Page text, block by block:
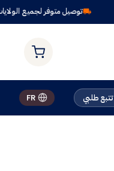
توصيل متوفر لجميع الولايات
تتبع طلبي FR